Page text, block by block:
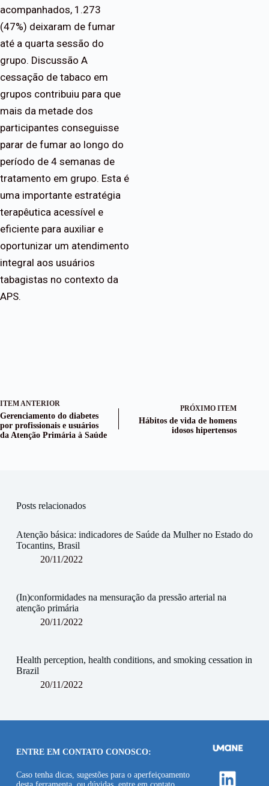
acompanhados, 1.273
(47%) deixaram de fumar
até a quarta sessão do
grupo. Discussão A
cessação de tabaco em
grupos contribuiu para que
mais da metade dos
participantes conseguisse
parar de fumar ao longo do
período de 4 semanas de
tratamento em grupo. Esta é
uma importante estratégia
terapêutica acessível e
eficiente para auxiliar e
oportunizar um atendimento
integral aos usuários
tabagistas no contexto da
APS.
ITEM ANTERIOR
Gerenciamento do diabetes
por profissionais e usuários
da Atenção Primária à Saúde
PRÓXIMO ITEM
Hábitos de vida de homens
idosos hipertensos
Posts relacionados
Atenção básica: indicadores de Saúde da Mulher no Estado do
Tocantins, Brasil
20/11/2022
(In)conformidades na mensuração da pressão arterial na
atenção primária
20/11/2022
Health perception, health conditions, and smoking cessation in
Brazil
20/11/2022
ENTRE EM CONTATO CONOSCO:
Caso tenha dicas, sugestões para o aperfeiçoamento